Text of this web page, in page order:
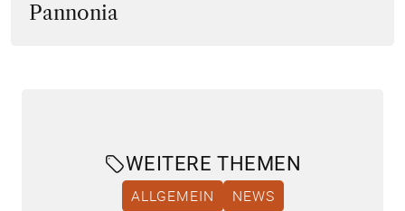
Pannonia
WEITERE THEMEN
ALLGEMEIN NEWS